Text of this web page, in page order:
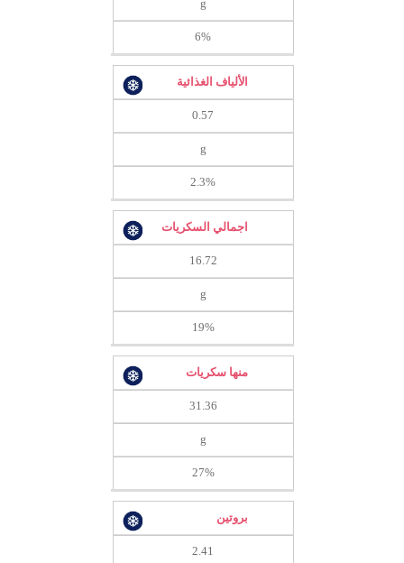
g
6%
الألياف الغذائية
0.57
g
2.3%
اجمالي السكريات
16.72
g
19%
منها سكريات
31.36
g
27%
بروتين
2.41